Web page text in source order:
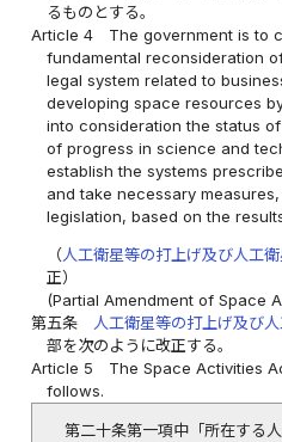
るものとする。
Article 4
The government is to
fundamental reconsideration
legal system related to
developing space resources
into consideration the status
of progress in science and
establish the systems
and take necessary
legislation, based on the
（人工衛星等の打上げ及び人工
正）
(Partial Amendment of Space
第五条
人工衛星等の打上げ及び
部を次のように改正する。
Article 5
The Space Activities
follows.
第二十条第一項中「所在する